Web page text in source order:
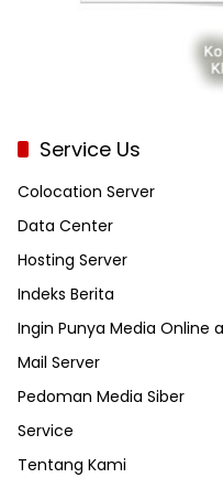
Service Us
Colocation Server
Data Center
Hosting Server
Indeks Berita
Ingin Punya Media Online
Mail Server
Pedoman Media Siber
Service
Tentang Kami